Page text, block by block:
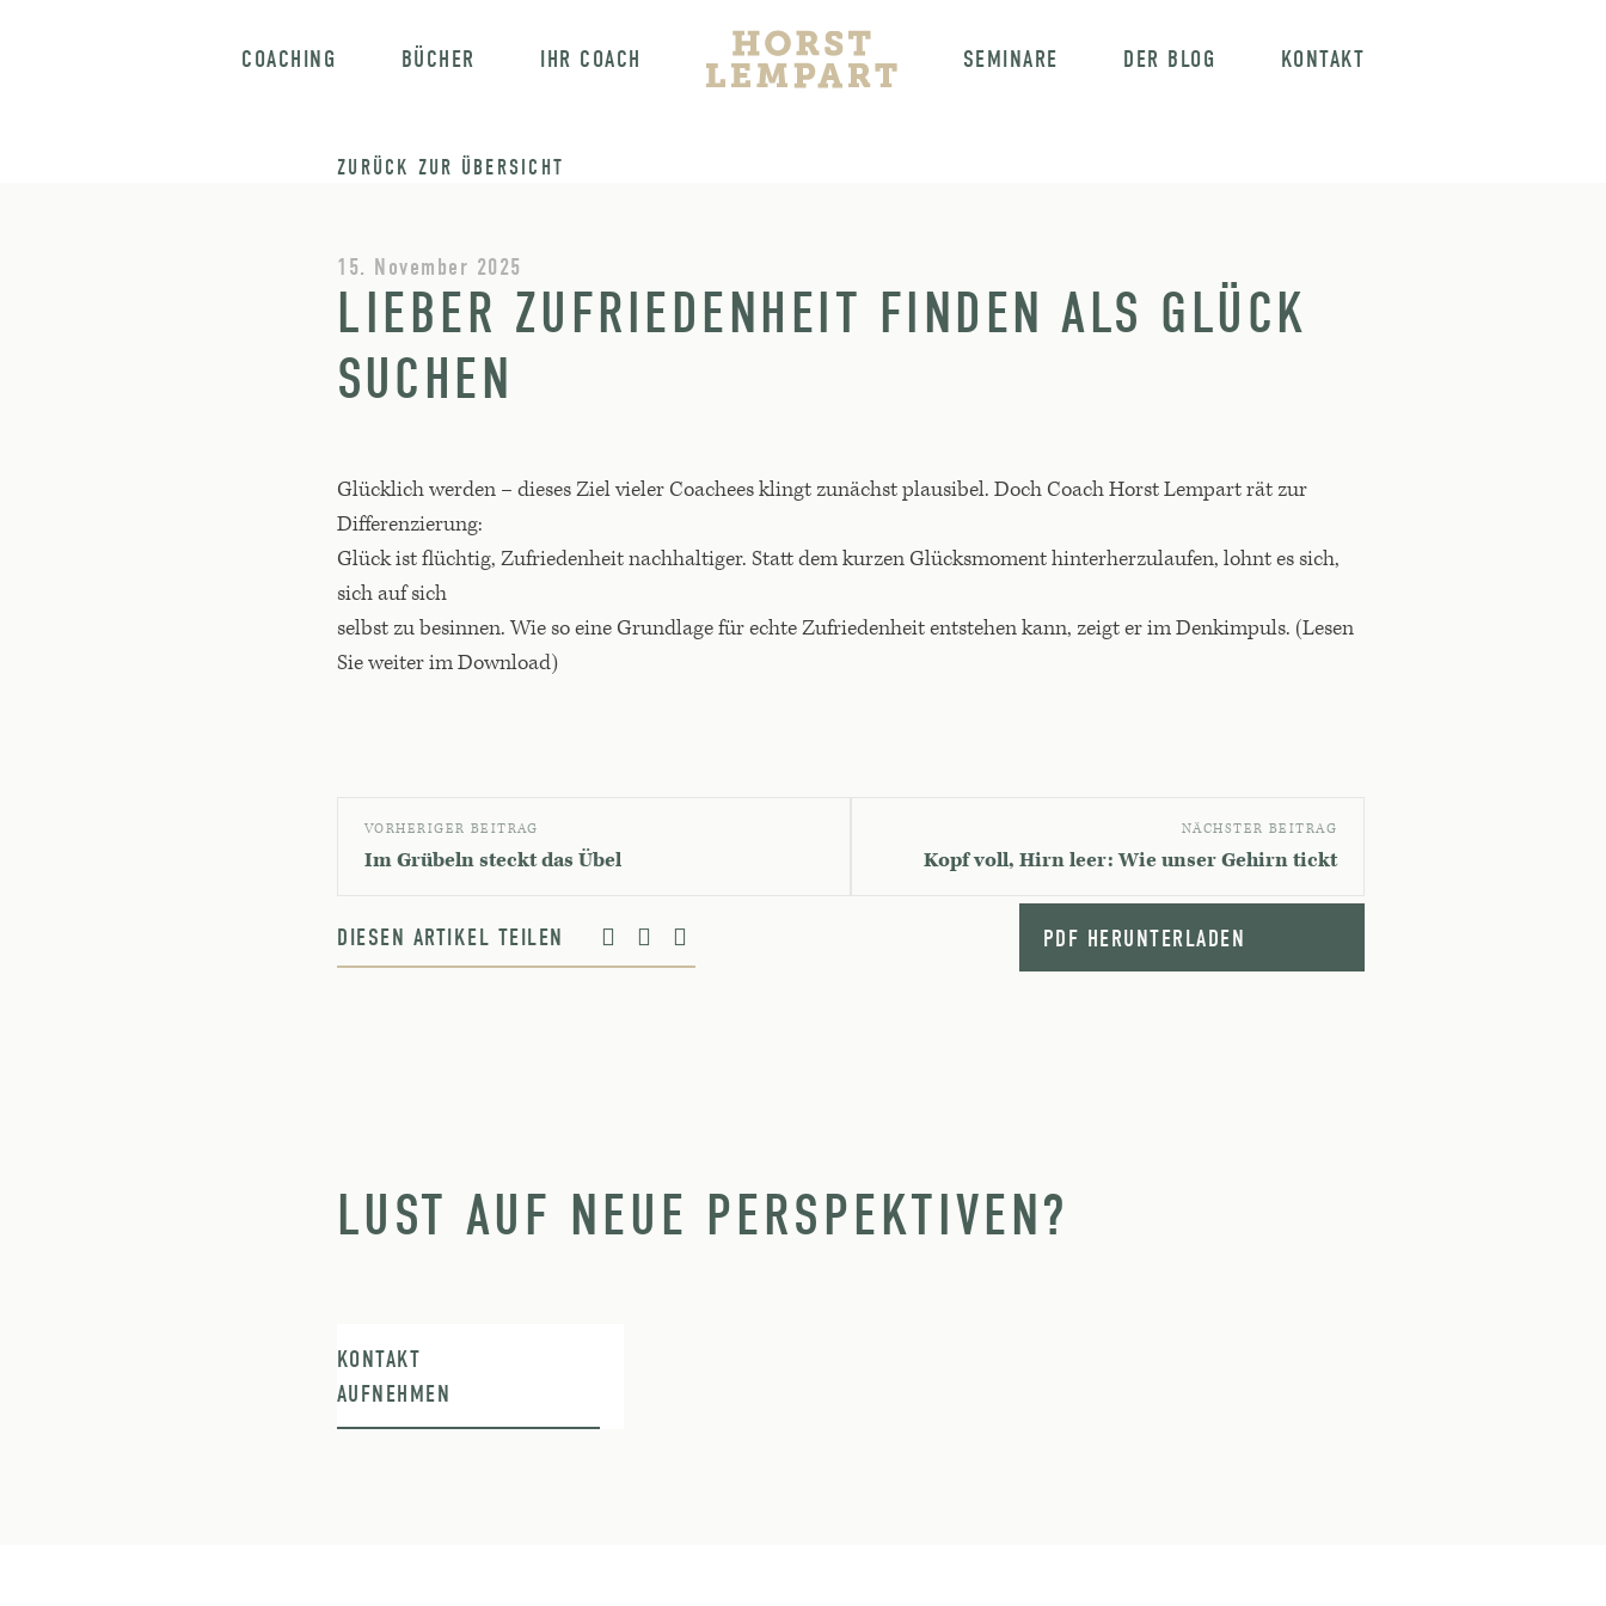
COACHING BÜCHER IHR COACH SEMINARE DER BLOG KONTAKT
ZURÜCK ZUR ÜBERSICHT
15. November 2025
LIEBER ZUFRIEDENHEIT FINDEN ALS GLÜCK
SUCHEN
Glücklich werden – dieses Ziel vieler Coachees klingt zunächst plausibel. Doch Coach Horst Lempart rät zur
Differenzierung:
Glück ist flüchtig, Zufriedenheit nachhaltiger. Statt dem kurzen Glücksmoment hinterherzulaufen, lohnt es sich,
sich auf sich
selbst zu besinnen. Wie so eine Grundlage für echte Zufriedenheit entstehen kann, zeigt er im Denkimpuls. (Lesen
Sie weiter im Download)
PDF HERUNTERLADEN
VORHERIGER BEITRAG
Im Grübeln steckt das Übel
NÄCHSTER BEITRAG
Kopf voll, Hirn leer: Wie unser Gehirn tickt
DIESEN ARTIKEL TEILEN
LUST AUF NEUE PERSPEKTIVEN?
KONTAKT
AUFNEHMEN